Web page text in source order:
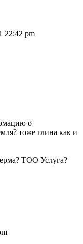
22:42 pm
о
тоже глина как и
ТОО Услуга?